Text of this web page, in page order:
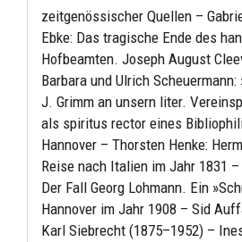
zeitgenössischer Quellen –
Ebke: Das tragische Ende des
Hofbeamten. Joseph August
Barbara und Ulrich
J. Grimm an unsern liter.
als spiritus rector eines
Hannover – Thorsten Henke:
Reise nach Italien im Jahr 1831 –
Der Fall Georg Lohmann. Ein
Hannover im Jahr 1908 – Sid
Karl Siebrecht (1875–1952) –